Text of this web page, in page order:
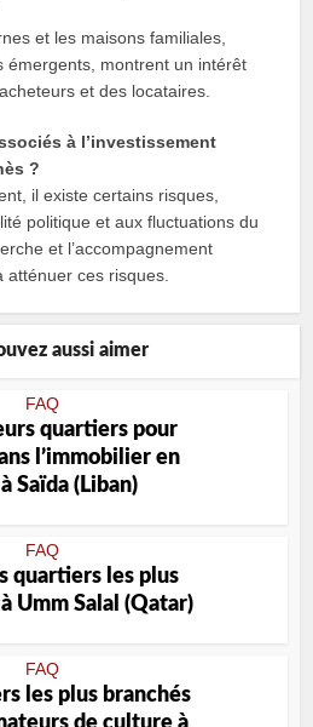
et les maisons familiales,
émergents, montrent un intérêt
et des locataires.
à l’investissement
?
il existe certains risques,
politique et aux fluctuations du
et l’accompagnement
atténuer ces risques.
aussi aimer
FAQ
quartiers pour
l’immobilier en
Saïda (Liban)
FAQ
quartiers les plus
Umm Salal (Qatar)
FAQ
les plus branchés